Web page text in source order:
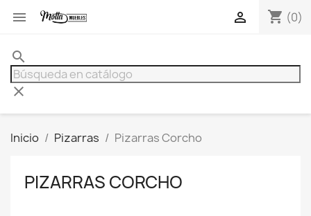
 shopping_cart (0)

search
clear
Inicio Pizarras Pizarras Corcho
PIZARRAS CORCHO